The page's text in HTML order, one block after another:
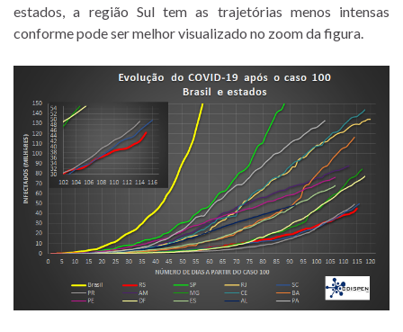
estados, a região Sul tem as trajetórias menos intensas
conforme pode ser melhor visualizado no zoom da figura.